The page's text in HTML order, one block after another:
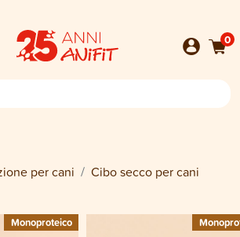
0
per cani Cibo secco per cani
Monoproteico